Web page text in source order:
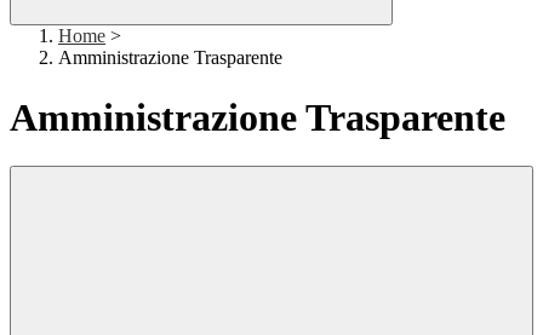
Home >
Amministrazione Trasparente
Amministrazione Trasparente